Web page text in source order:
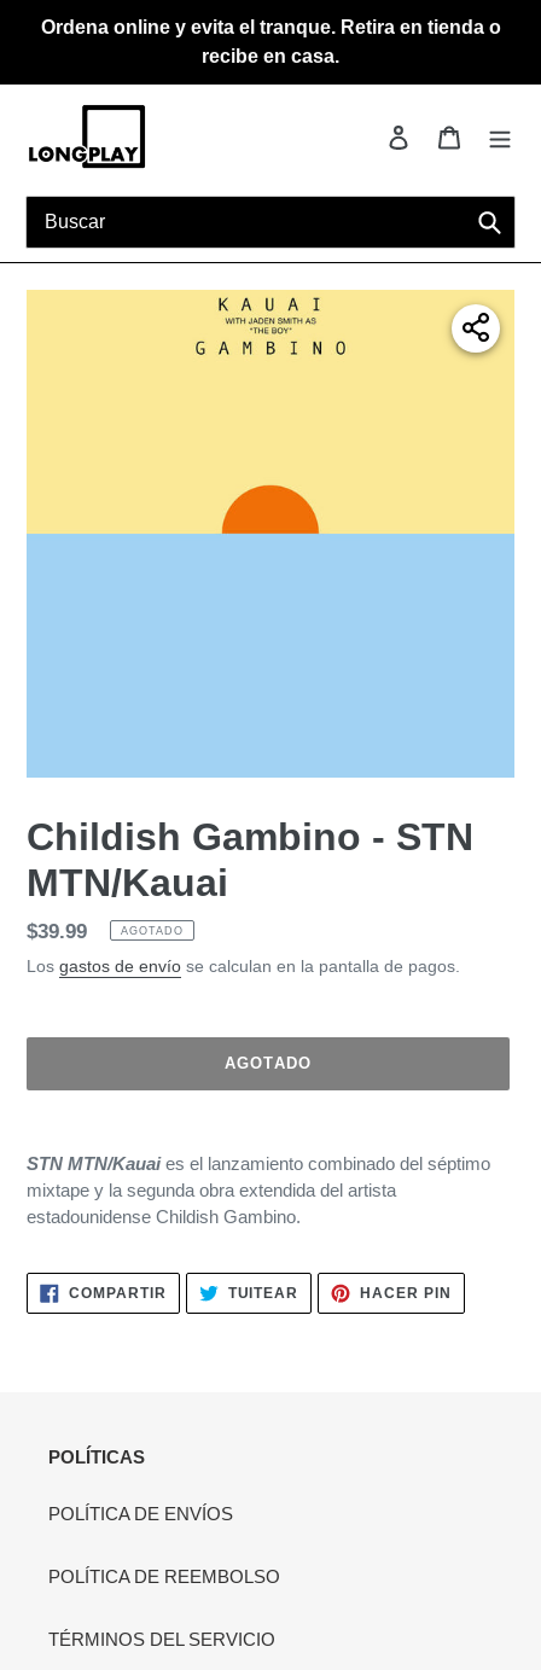
directamente
contenido
Ordena online y evita el tranque. Retira en tienda o
recibe en casa.
Ingresar Carrito
Childish Gambino - STN
MTN/Kauai
Precio
habitual
$39.99 AGOTADO
Los gastos de envío se calculan en la pantalla de pagos.
AGOTADO
producto
a
tu
de
compra
STN MTN/Kauaies el lanzamiento combinado del séptimo
mixtape y la segunda obra extendida del artista
estadounidense Childish Gambino.
COMPARTIR COMPARTIR
FACEBOOK
TUITEAR TUITEAR
TWITTER
HACER PIN
PINTEREST
POLÍTICAS
POLÍTICA DE ENVÍOS
POLÍTICA DE REEMBOLSO
TÉRMINOS DEL SERVICIO